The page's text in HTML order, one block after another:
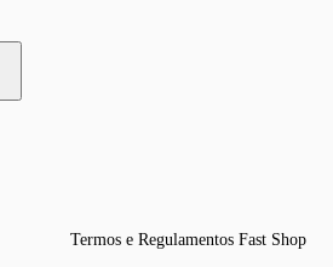
Termos e Regulamentos Fast Shop